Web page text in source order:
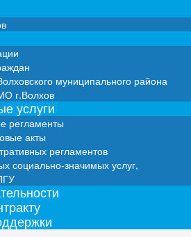
муниципального района
г.Волхов
услуги
регламенты
акты
регламентов
социально-значимых услуг,